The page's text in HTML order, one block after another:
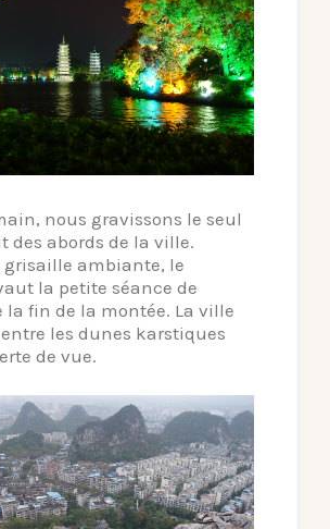
nous gravissons le seul
des abords de la ville.
grisaille ambiante, le
la petite séance de
la fin de la montée. La ville
les dunes karstiques
de vue.